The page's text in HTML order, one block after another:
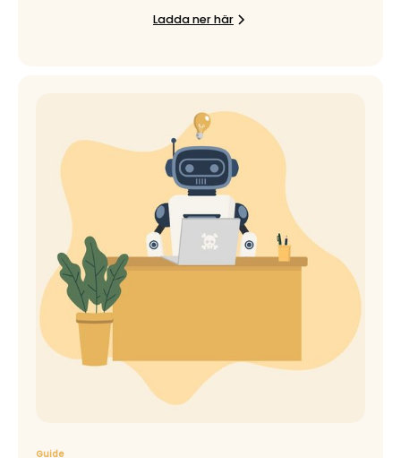
Ladda ner här
Guide